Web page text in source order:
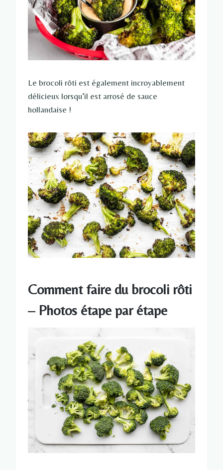
Le brocoli rôti est également incroyablement
délicieux lorsqu’il est arrosé de sauce
hollandaise !
Comment faire du brocoli rôti
– Photos étape par étape